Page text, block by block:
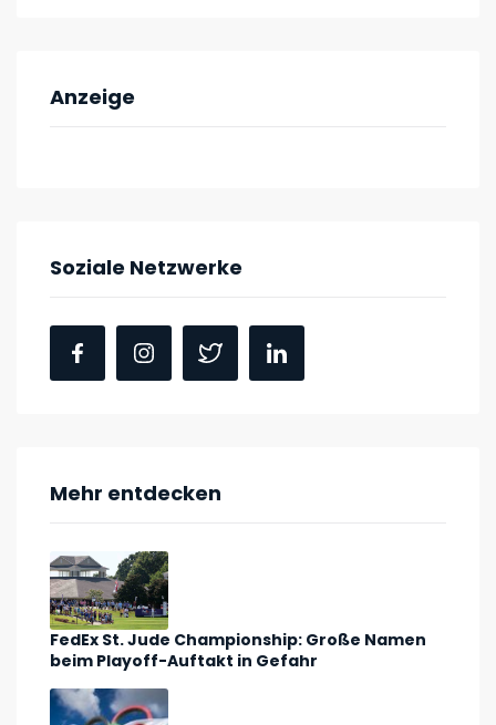
Anzeige
Soziale Netzwerke
Mehr entdecken
FedEx St. Jude Championship: Große Namen
beim Playoff-Auftakt in Gefahr